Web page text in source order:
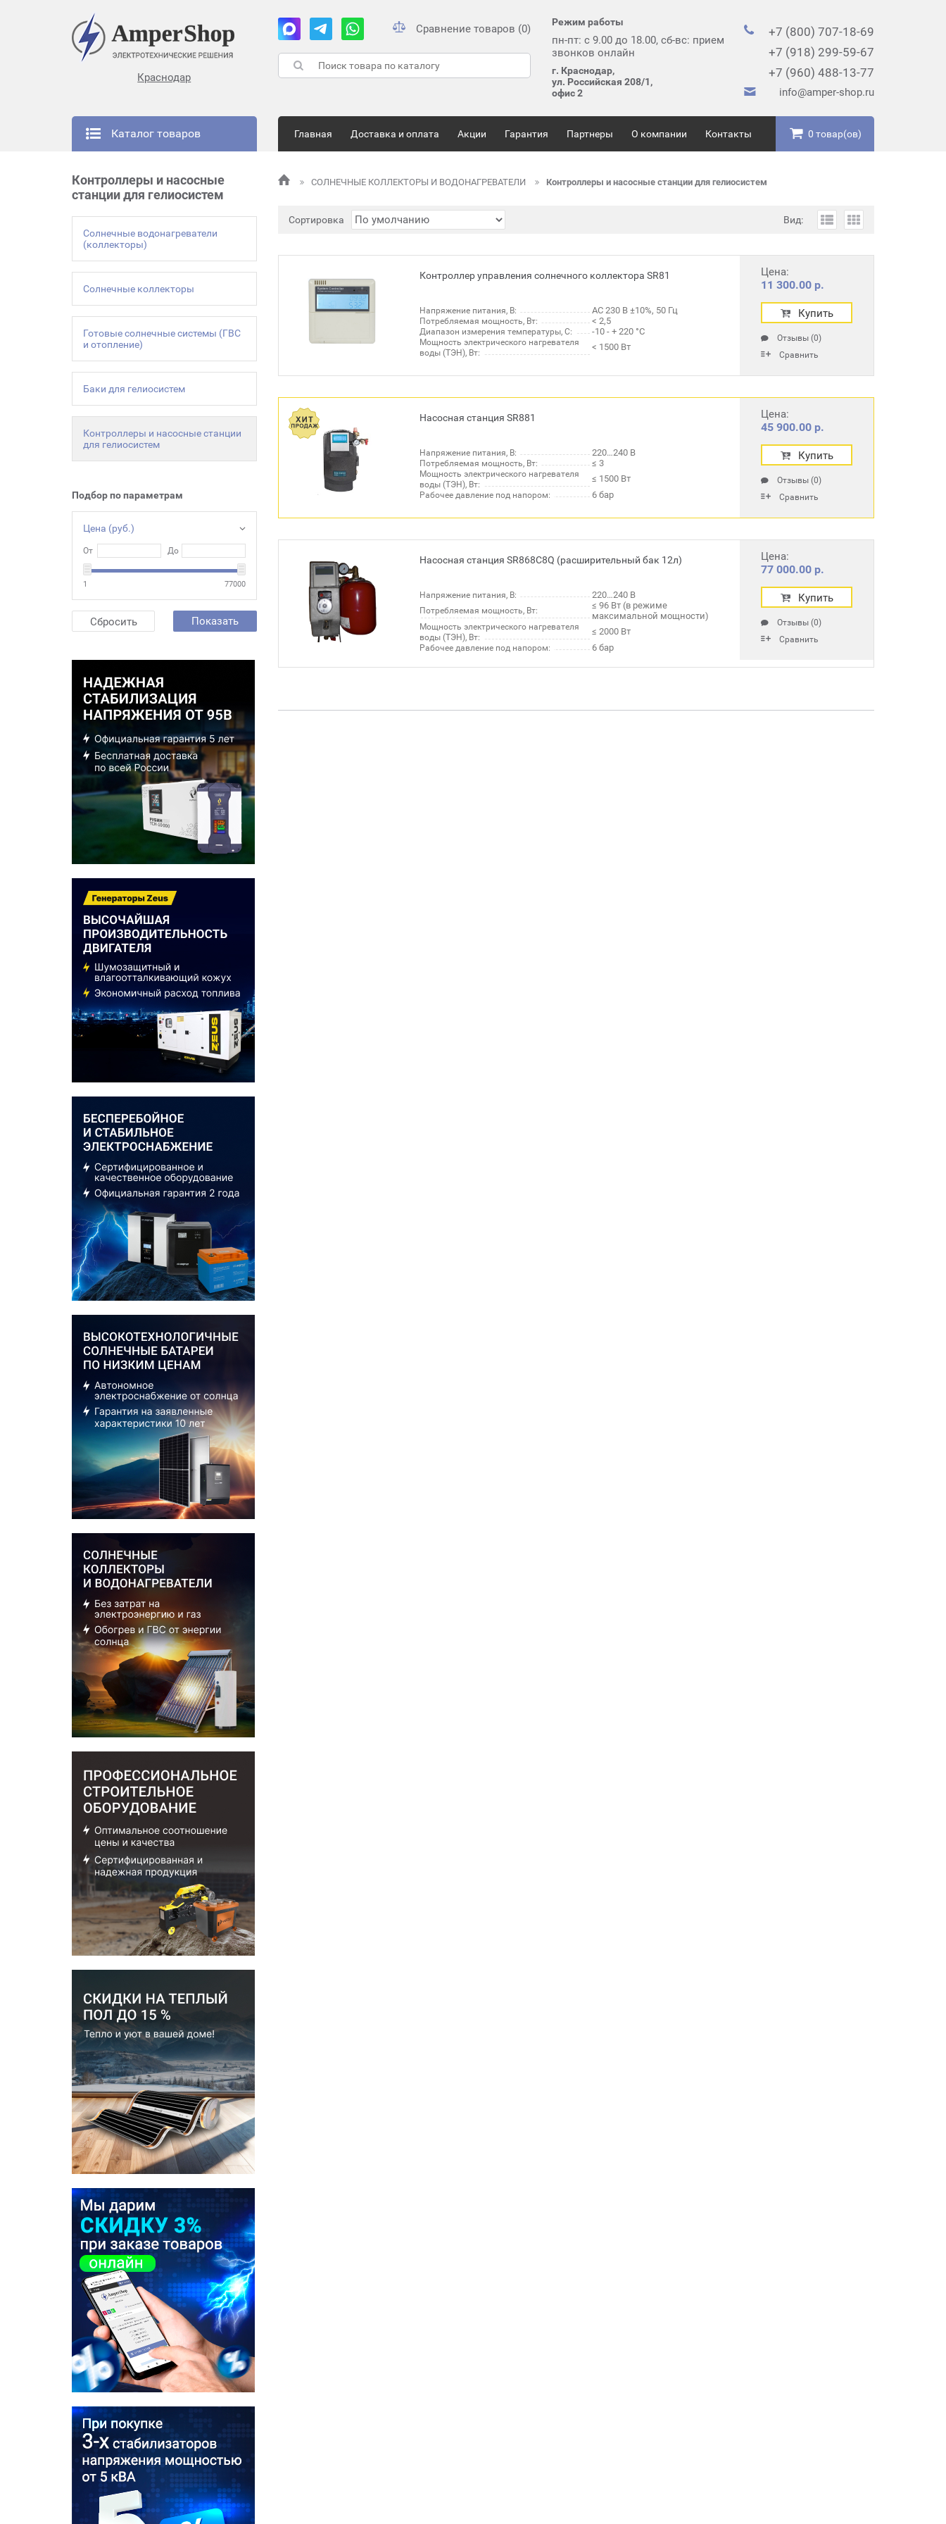
Краснодар
Сравнение товаров (0)
Режим работы
пн-пт: с 9.00 до 18.00, сб-вс: прием
звонков онлайн
г. Краснодар,
ул. Российская 208/1,
офис 2
+7 (800) 707-18-69
+7 (918) 299-59-67
+7 (960) 488-13-77
info@amper-shop.ru
Каталог товаров Главная Доставка и оплата Акции Гарантия Партнеры О компании Контакты 0 товар(ов)
Контроллеры и насосные
станции для гелиосистем
Солнечные водонагреватели
(коллекторы)
Солнечные коллекторы
Готовые солнечные системы (ГВС
и отопление)
Баки для гелиосистем
Контроллеры и насосные станции
для гелиосистем
Подбор по параметрам
Цена (руб.)
От До
1 77000
Сбросить Показать
СОЛНЕЧНЫЕ КОЛЛЕКТОРЫ И ВОДОНАГРЕВАТЕЛИ Контроллеры и насосные станции для гелиосистем
Сортировка Вид:
Контроллер управления солнечного коллектора SR81
Напряжение питания, В: AC 230 В ±10%, 50 Гц
Потребляемая мощность, Вт: < 2,5
Диапазон измерения температуры, С: -10 - + 220 °С
Мощность электрического нагревателя
воды (ТЭН), Вт:
< 1500 Вт
Цена:
11 300.00 р.
Купить
Отзывы (0)
Сравнить
Насосная станция SR881
Напряжение питания, В: 220…240 В
Потребляемая мощность, Вт: ≤ 3
Мощность электрического нагревателя
воды (ТЭН), Вт:
≤ 1500 Вт
Рабочее давление под напором: 6 бар
Цена:
45 900.00 р.
Купить
Отзывы (0)
Сравнить
Насосная станция SR868C8Q (расширительный бак 12л)
Напряжение питания, В: 220…240 В
Потребляемая мощность, Вт:
≤ 96 Вт (в режиме
максимальной мощности)
Мощность электрического нагревателя
воды (ТЭН), Вт:
≤ 2000 Вт
Рабочее давление под напором: 6 бар
Цена:
77 000.00 р.
Купить
Отзывы (0)
Сравнить